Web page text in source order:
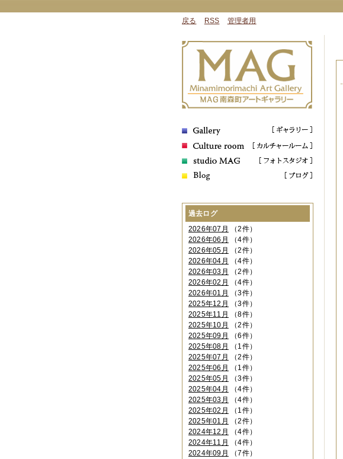
戻る RSS 管理者用
過去ログ
2026年07月
（2件）
2026年06月
（4件）
2026年05月
（2件）
2026年04月
（4件）
2026年03月
（2件）
2026年02月
（4件）
2026年01月
（3件）
2025年12月
（3件）
2025年11月
（8件）
2025年10月
（2件）
2025年09月
（6件）
2025年08月
（1件）
2025年07月
（2件）
2025年06月
（1件）
2025年05月
（3件）
2025年04月
（4件）
2025年03月
（4件）
2025年02月
（1件）
2025年01月
（2件）
2024年12月
（4件）
2024年11月
（4件）
2024年09月
（7件）